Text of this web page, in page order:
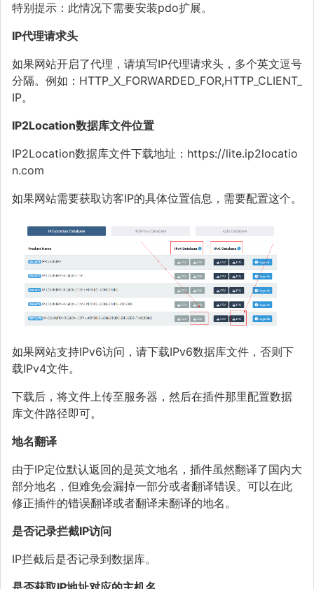
特别提示：此情况下需要安装pdo扩展。
IP代理请求头
如果网站开启了代理，请填写IP代理请求头，多个英文逗号
分隔。例如：HTTP_X_FORWARDED_FOR,HTTP_CLIENT_
IP。
IP2Location数据库文件位置
IP2Location数据库文件下载地址：https://lite.ip2locatio
n.com
如果网站需要获取访客IP的具体位置信息，需要配置这个。
如果网站支持IPv6访问，请下载IPv6数据库文件，否则下
载IPv4文件。
下载后，将文件上传至服务器，然后在插件那里配置数据
库文件路径即可。
地名翻译
由于IP定位默认返回的是英文地名，插件虽然翻译了国内大
部分地名，但难免会漏掉一部分或者翻译错误。可以在此
修正插件的错误翻译或者翻译未翻译的地名。
是否记录拦截IP访问
IP拦截后是否记录到数据库。